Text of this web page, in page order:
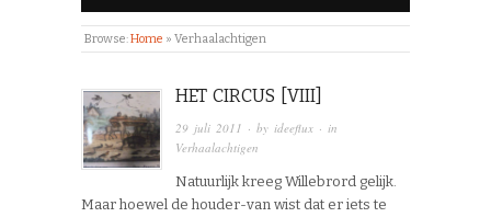
Browse:Home » Verhaalachtigen
HET CIRCUS [VIII]
29 juli 2011 · by ideeflux · in
Verhaalachtigen
Natuurlijk kreeg Willebrord gelijk.
Maar hoewel de houder-van wist dat er iets te